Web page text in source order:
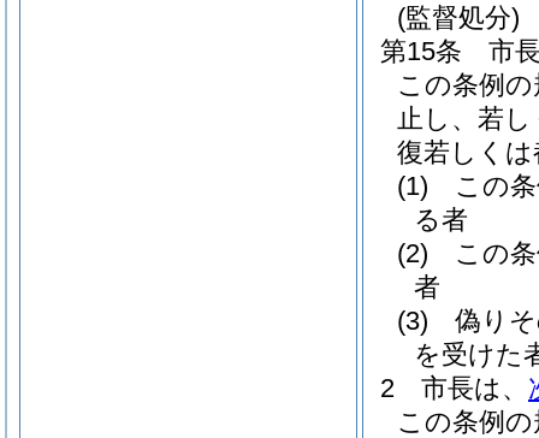
(監督処分)
第15条
市
この条例
止し、若
復若しく
(1)
この
る者
(2)
この
者
(3)
偽り
を受けた
2
市長は、
この条例